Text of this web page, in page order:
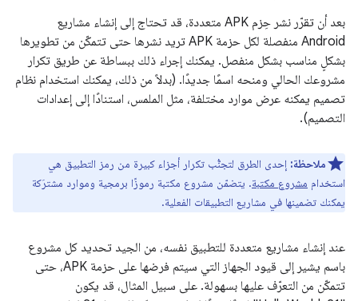
بعد أن تقرّر نشر حِزم APK متعددة، قد تحتاج إلى إنشاء مشاريع
Android منفصلة لكل حزمة APK تريد نشرها حتى تتمكّن من تطويرها
بشكلٍ مناسب بشكل منفصل. يمكنك إجراء ذلك ببساطة عن طريق تكرار
مشروعك الحالي ومنحه اسمًا جديدًا. (بدلاً من ذلك، يمكنك استخدام نظام
تصميم يمكنه عرض موارد مختلفة، مثل الملمس، استنادًا إلى إعدادات
التصميم).
ملاحظة: إحدى الطرق لتجنُّب تكرار أجزاء كبيرة من رمز التطبيق هي
استخدام مشروع مكتبة. يتضمّن مشروع مكتبة رموزًا برمجية وموارد مشترَكة
يمكنك تضمينها في مشاريع التطبيقات الفعلية.
عند إنشاء مشاريع متعددة للتطبيق نفسه، من الجيد تحديد كل مشروع
باسم يشير إلى قيود الجهاز التي سيتم فرضها على حزمة APK، حتى
تتمكّن من التعرّف عليها بسهولة. على سبيل المثال، قد يكون